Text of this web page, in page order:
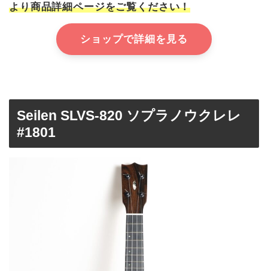
より商品詳細ページをご覧ください！
ショップで詳細を見る
Seilen SLVS-820 ソプラノウクレレ
#1801